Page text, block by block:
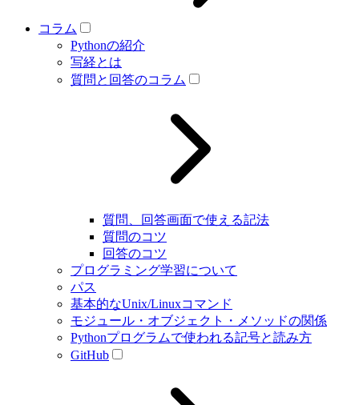
コラム
Pythonの紹介
写経とは
質問と回答のコラム
質問、回答画面で使える記法
質問のコツ
回答のコツ
プログラミング学習について
パス
基本的なUnix/Linuxコマンド
モジュール・オブジェクト・メソッドの関係
Pythonプログラムで使われる記号と読み方
GitHub